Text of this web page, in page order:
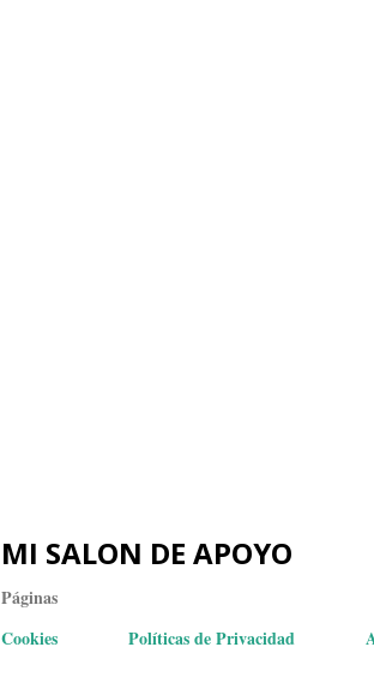
MI SALON DE APOYO
Páginas
Cookies
Políticas de Privacidad